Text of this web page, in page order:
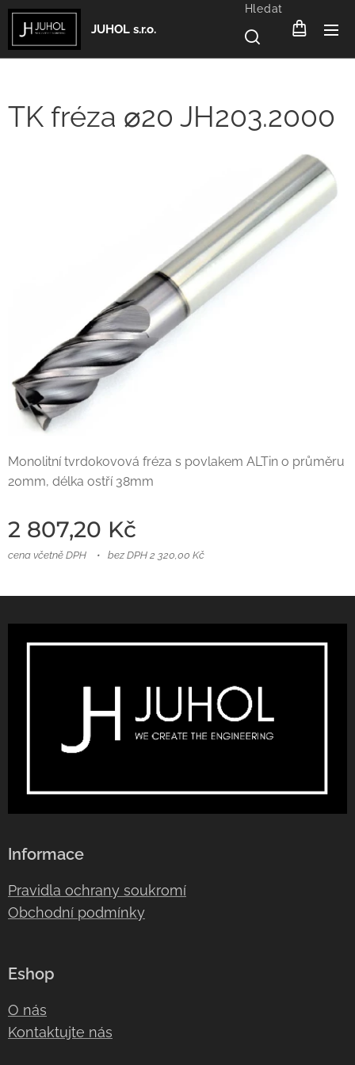
JUHOL s.r.o.
Hledat
TK fréza ⌀20 JH203.2000
Monolitní tvrdokovová fréza s povlakem ALTin o průměru
20mm, délka ostří 38mm
2 807,20 Kč
cena včetně DPH bez DPH 2 320,00 Kč
Informace
Pravidla ochrany soukromí
Obchodní podmínky
Eshop
O nás
Kontaktujte nás